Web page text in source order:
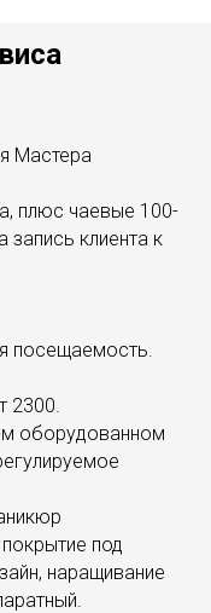
Мастера
плюс чаевые 100-
запись клиента к
посещаемость.
2300.
оборудованном
под
наращивание